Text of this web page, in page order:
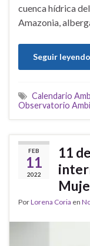
cuenca hídrica
Amazonia,
Seguir leyendo
Calendario
Observatorio
FEB
11
2022
11
PorLorena Coria en